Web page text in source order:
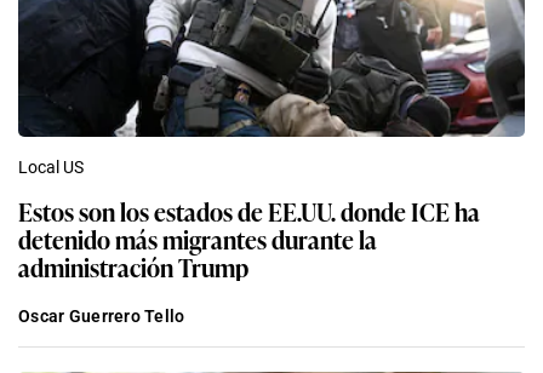
Local US
Estos son los estados de EE.UU. donde ICE ha
detenido más migrantes durante la
administración Trump
Oscar Guerrero Tello